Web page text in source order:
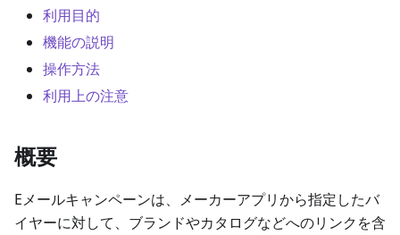
利用目的
機能の説明
操作方法
利用上の注意
概要
Eメールキャンペーンは、メーカーアプリから指定したバ
イヤーに対して、ブランドやカタログなどへのリンクを含